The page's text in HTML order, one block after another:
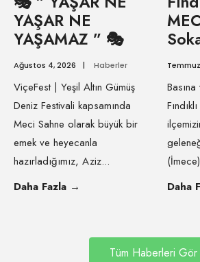
YAŞAR NE
YAŞAMAZ ” 🎭
Ağustos 4, 2026 | Haberler
ViçeFest | Yeşil Altın Gümüş
Deniz Festivali kapsamında
Meci Sahne olarak büyük bir
emek ve heyecanla
hazırladığımız, Aziz...
Daha Fazla →
Daha
Tüm Haberleri Gör